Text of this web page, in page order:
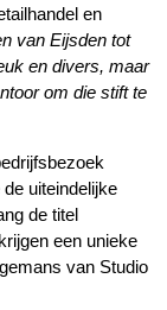
en
van Eijsden tot
en divers, maar
om die stift te
uiteindelijke
de titel
een unieke
van Studio